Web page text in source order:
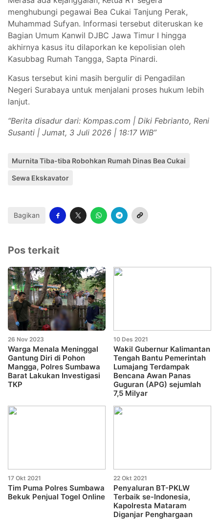
menghubungi pegawai Bea Cukai Tanjung Perak,
Muhammad Sufyan. Informasi tersebut diteruskan ke
Bagian Umum Kanwil DJBC Jawa Timur I hingga
akhirnya kasus itu dilaporkan ke kepolisian oleh
Kasubbag Rumah Tangga, Sapta Pinardi.
Kasus tersebut kini masih bergulir di Pengadilan
Negeri Surabaya untuk menjalani proses hukum lebih
lanjut.
“Berita disadur dari: Kompas.com | Diki Febrianto, Reni
Susanti | Jumat, 3 Juli 2026 | 18:17 WIB”
Murnita Tiba-tiba Robohkan Rumah Dinas Bea Cukai
Sewa Ekskavator
Bagikan
Pos terkait
26 Nov 2023
Warga Menala Meninggal
Gantung Diri di Pohon
Mangga, Polres Sumbawa
Barat Lakukan Investigasi
TKP
10 Des 2021
Wakil Gubernur Kalimantan
Tengah Bantu Pemerintah
Lumajang Terdampak
Bencana Awan Panas
Guguran (APG) sejumlah
7,5 Milyar
17 Okt 2021
Tim Puma Polres Sumbawa
Bekuk Penjual Togel Online
22 Okt 2021
Penyaluran BT-PKLW
Terbaik se-Indonesia,
Kapolresta Mataram
Diganjar Penghargaan